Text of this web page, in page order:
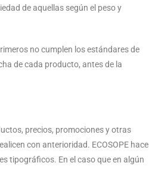
de aquellas según el peso y
no cumplen los estándares de
de cada producto, antes de la
precios, promociones y otras
con anterioridad. ECOSOPE hace
tipográficos. En el caso que en algún